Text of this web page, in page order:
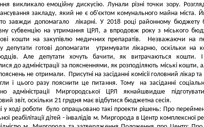
викликало емоційну дискусію. Лунали різні точки зору.
закладу, який не є об'єктом комунального майна міста.
завжди допомагало лікарні. У 2018 році районному бюджету
субвенцію на утримання ЦРЛ, а впродовж року з міського
кошти на закупівлю медичних препаратів. Незважаючи на
депутати готові допомагати утримувати лікарню, оскільки на
Але депутати хочуть бачити, як витрачаються кошти.
до адміністрації за поясненнями, як розподіляють міські кошти,
не отримали. Присутні на засіданні комісії головний лікар
і цього разу пояснити це питання. Тому на засіданні
адміністрації Миргородської ЦРЛ якнайшвидше
звіт, оскільки 21 грудня має відбутися бюджетна сесія.
у ході роботи було опрацьовано такі проекти рішень: Про
реабілітації дітей - інвалідів м. Миргорода в Центр комплексної